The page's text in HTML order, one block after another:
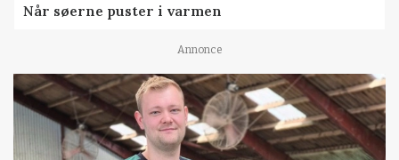
Når søerne puster i varmen
Annonce